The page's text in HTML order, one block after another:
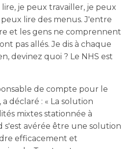
je peux travailler, je peux
lire des menus. J'entre
et les gens ne comprennent
pas allés. Je dis à chaque
devinez quoi ? Le NHS est
de compte pour le
déclaré : « La solution
mixtes stationnée à
s'est avérée être une solution
efficacement et